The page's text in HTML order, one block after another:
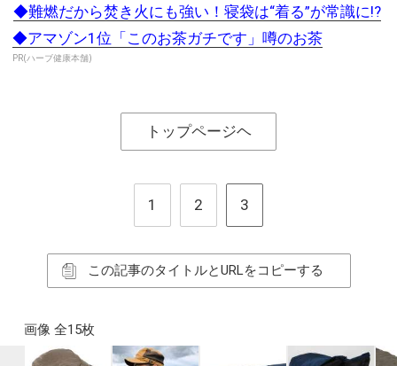
◆難燃だから焚き火にも強い！寝袋は“着る”が常識に!?
◆アマゾン1位「このお茶ガチです」噂のお茶
PR(ハーブ健康本舗)
トップページヘ
1 2 3
この記事のタイトルとURLをコピーする
画像 全15枚